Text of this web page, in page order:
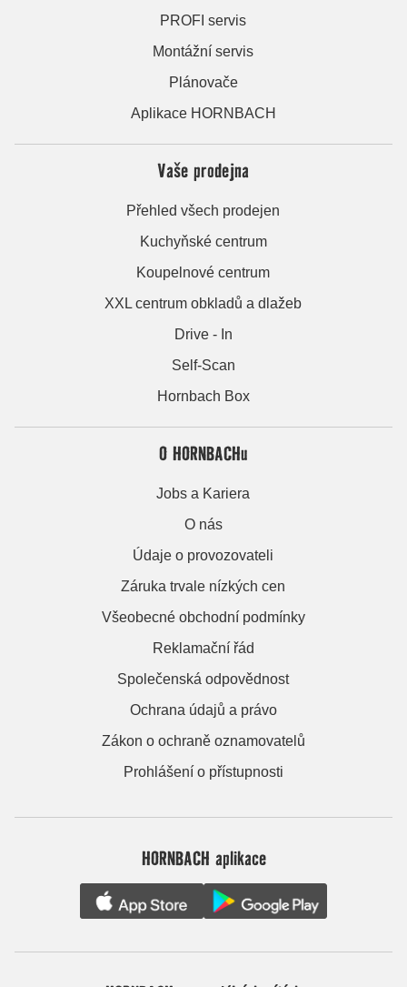
PROFI servis
Montážní servis
Plánovače
Aplikace HORNBACH
Vaše prodejna
Přehled všech prodejen
Kuchyňské centrum
Koupelnové centrum
XXL centrum obkladů a dlažeb
Drive - In
Self-Scan
Hornbach Box
O HORNBACHu
Jobs a Kariera
O nás
Údaje o provozovateli
Záruka trvale nízkých cen
Všeobecné obchodní podmínky
Reklamační řád
Společenská odpovědnost
Ochrana údajů a právo
Zákon o ochraně oznamovatelů
Prohlášení o přístupnosti
HORNBACH aplikace